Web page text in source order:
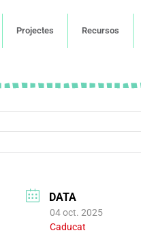
Projectes Recursos
DATA
04 oct. 2025
Caducat